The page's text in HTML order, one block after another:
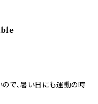
ので、暑い日にも運動の時